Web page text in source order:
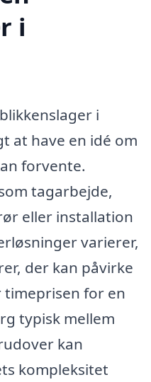
i
i
at have en idé om
forvente.
tagarbejde,
eller installation
varierer,
der kan påvirke
timeprisen for en
typisk mellem
kan
kompleksitet